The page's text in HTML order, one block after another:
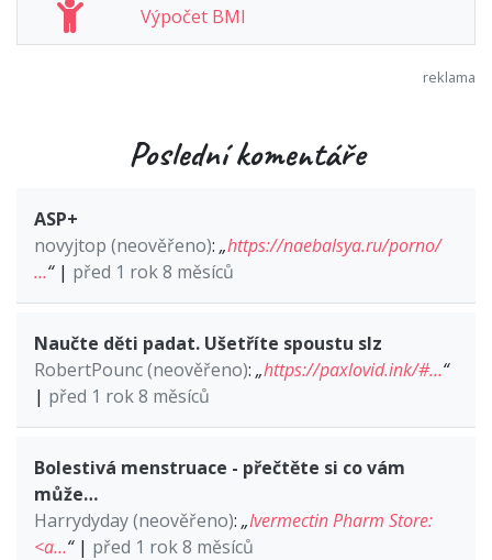
Výpočet BMI
Poslední komentáře
ASP+
novyjtop (neověřeno): „https://naebalsya.ru/porno/
…“| před 1 rok 8 měsíců
Naučte děti padat. Ušetříte spoustu slz
RobertPounc (neověřeno): „https://paxlovid.ink/#…“
| před 1 rok 8 měsíců
Bolestivá menstruace - přečtěte si co vám
může…
Harrydyday (neověřeno): „Ivermectin Pharm Store:
<a…“| před 1 rok 8 měsíců